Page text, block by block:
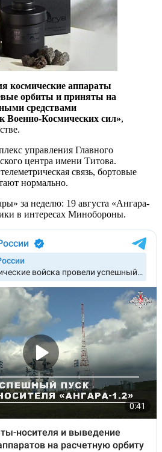
космические аппараты
орбиты и приняты на
средствами
Военно-Космических сил»,
управления Главного
центра имени Титова.
связь, бортовые
нормально.
за неделю: 19 августа «Ангара-
в интересах Минобороны.